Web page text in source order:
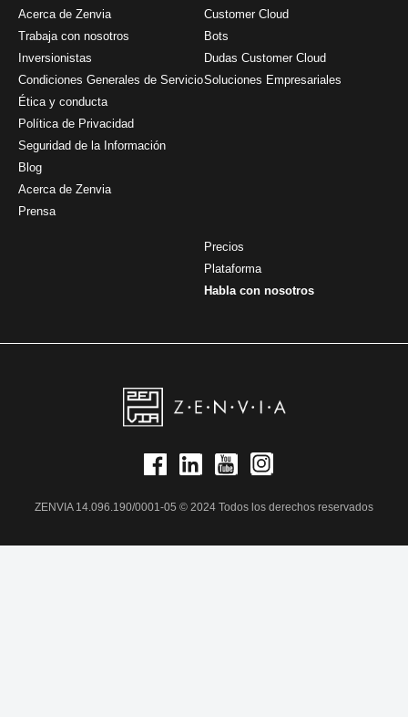
Acerca de Zenvia
Trabaja con nosotros
Inversionistas
Condiciones Generales de Servicio
Ética y conducta
Política de Privacidad
Seguridad de la Información
Blog
Acerca de Zenvia
Prensa
Customer Cloud
Bots
Dudas Customer Cloud
Soluciones Empresariales
Precios
Plataforma
Habla con nosotros
ZENVIA 14.096.190/0001-05 © 2024 Todos los derechos reservados